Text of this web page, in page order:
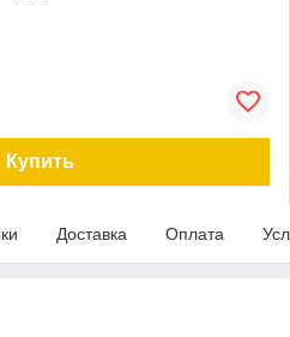
Купить
Доставка Оплата